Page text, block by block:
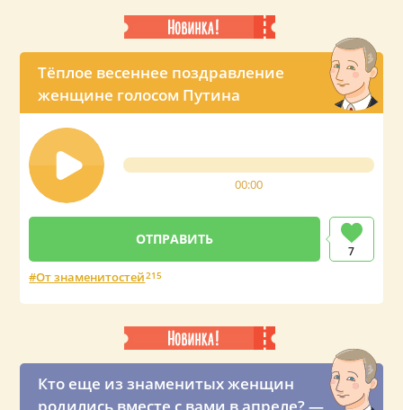
Тёплое весеннее поздравление
женщине голосом Путина
00:00
7
От знаменитостей215
Кто еще из знаменитых женщин